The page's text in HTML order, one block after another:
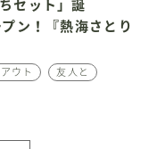
セット」誕
ン！『熱海さとり
ウト
友人と